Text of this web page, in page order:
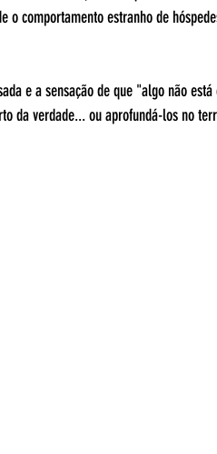
o comportamento estranho de
e a sensação de que "algo não
da verdade... ou aprofundá-los no